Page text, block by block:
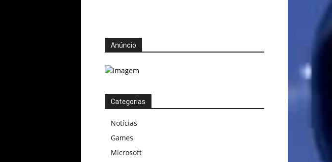
Anúncio
Categorias
Notícias
Games
Microsoft